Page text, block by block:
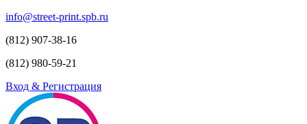
info@street-print.spb.ru
(812) 907-38-16
(812) 980-59-21
Вход & Регистрация